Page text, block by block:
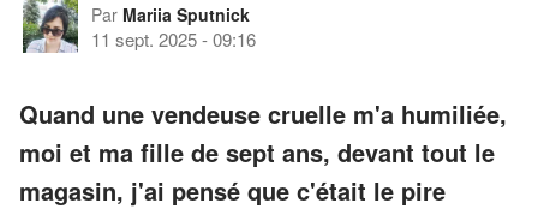
Par Mariia Sputnick
11 sept. 2025-09:16
Quand une vendeuse cruelle m'a humiliée,
moi et ma fille de sept ans, devant tout le
magasin, j'ai pensé que c'était le pire